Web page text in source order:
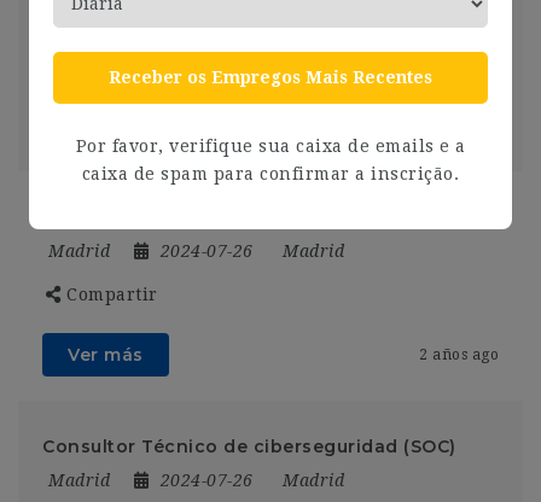
Madrid
Madrid 2024-07-26 Madrid
Compartir
Ver más 2 años ago
Consultor Técnico de ciberseguridad (SOC)
Madrid 2024-07-26 Madrid
Receber os Empregos Mais Recentes
Por favor, verifique sua caixa de emails e a
caixa de spam para confirmar a inscrição.